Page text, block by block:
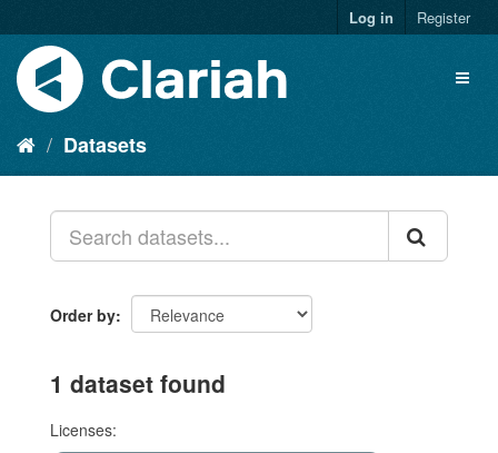
Log in Register
Datasets
Order by
1 dataset found
Licenses: